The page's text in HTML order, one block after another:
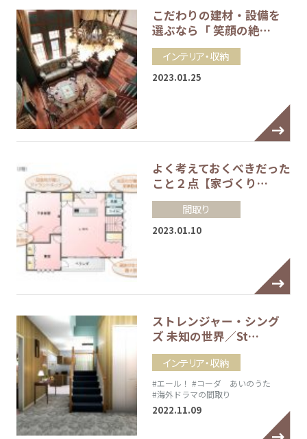
こだわりの建材・設備を
選ぶなら「 笑顔の絶…
インテリア・収納
2023.01.25
よく考えておくべきだった
こと２点【家づくり…
間取り
2023.01.10
ストレンジャー・シング
ズ 未知の世界／St…
インテリア・収納
#エール！ #コーダ あいのうた
#海外ドラマの間取り
2022.11.09